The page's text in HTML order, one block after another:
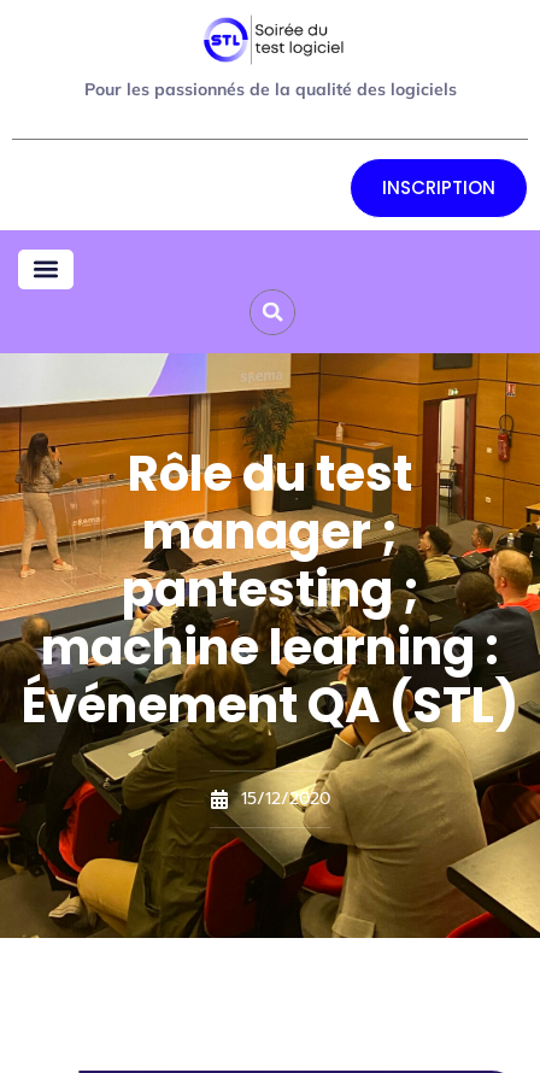
Pour les passionnés de la qualité des logiciels
INSCRIPTION
Rôle du test
manager ;
pantesting ;
machine learning :
Événement QA (STL)
15/12/2020